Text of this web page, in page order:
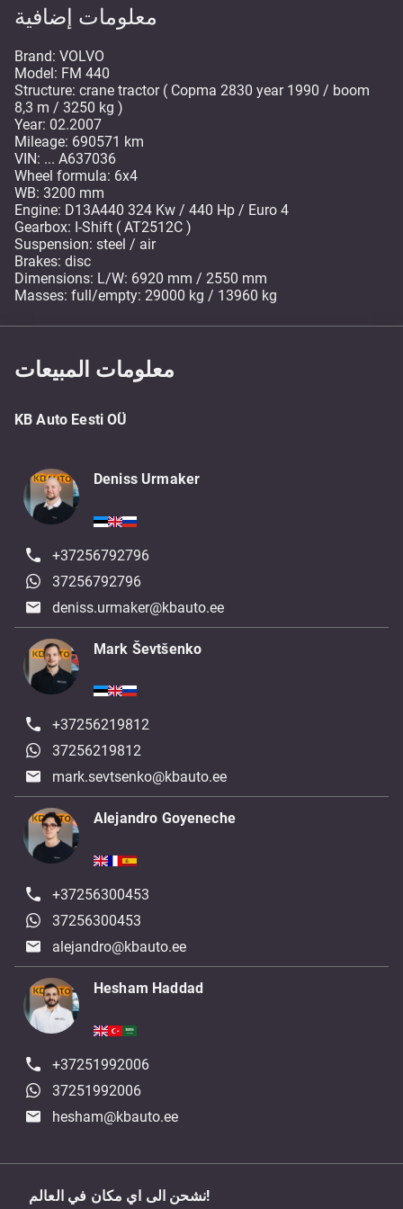
معلومات إضافية
Brand: VOLVO
Model: FM 440
Structure: crane tractor ( Copma 2830 year 1990 / boom
8,3 m / 3250 kg )
Year: 02.2007
Mileage: 690571 km
VIN: ... A637036
Wheel formula: 6x4
WB: 3200 mm
Engine: D13A440 324 Kw / 440 Hp / Euro 4
Gearbox: I-Shift ( AT2512C )
Suspension: steel / air
Brakes: disc
Dimensions: L/W: 6920 mm / 2550 mm
Masses: full/empty: 29000 kg / 13960 kg
معلومات المبيعات
KB Auto Eesti OÜ
Deniss Urmaker
+37256792796
37256792796
deniss.urmaker@kbauto.ee
Mark Ševtšenko
+37256219812
37256219812
mark.sevtsenko@kbauto.ee
Alejandro Goyeneche
+37256300453
37256300453
alejandro@kbauto.ee
Hesham Haddad
+37251992006
37251992006
hesham@kbauto.ee
نشحن الى اي مكان في العالم!